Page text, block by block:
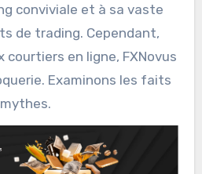
conviviale et à sa vaste
de trading. Cependant,
courtiers en ligne, FXNovus
Examinons les faits